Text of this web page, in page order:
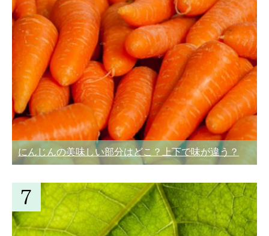
にんじんの美味しい部分はどこ？上下で味が違う？